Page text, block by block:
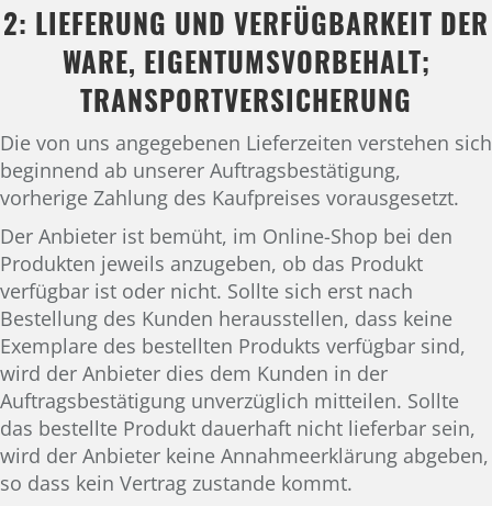
2: LIEFERUNG UND VERFÜGBARKEIT DER
WARE, EIGENTUMSVORBEHALT;
TRANSPORTVERSICHERUNG
Die von uns angegebenen Lieferzeiten verstehen sich
beginnend ab unserer Auftragsbestätigung,
vorherige Zahlung des Kaufpreises vorausgesetzt.
Der Anbieter ist bemüht, im Online-Shop bei den
Produkten jeweils anzugeben, ob das Produkt
verfügbar ist oder nicht. Sollte sich erst nach
Bestellung des Kunden herausstellen, dass keine
Exemplare des bestellten Produkts verfügbar sind,
wird der Anbieter dies dem Kunden in der
Auftragsbestätigung unverzüglich mitteilen. Sollte
das bestellte Produkt dauerhaft nicht lieferbar sein,
wird der Anbieter keine Annahmeerklärung abgeben,
so dass kein Vertrag zustande kommt.